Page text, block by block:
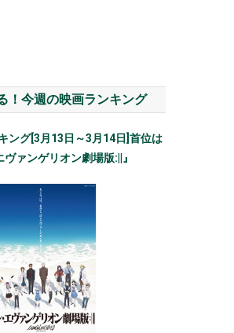
！今週の映画ランキング
ング[3月13日～3月14日]首位は
ヴァンゲリオン劇場版:||』